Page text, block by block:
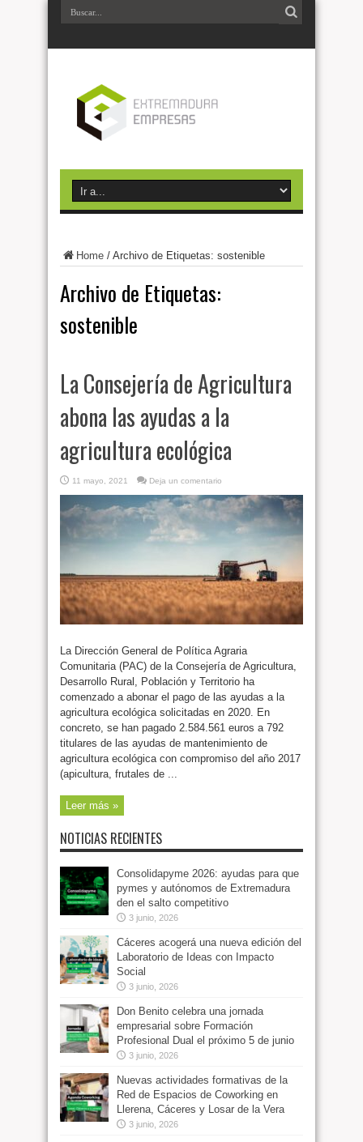
Home / Archivo de Etiquetas: sostenible
Archivo de Etiquetas:
sostenible
La Consejería de Agricultura
abona las ayudas a la
agricultura ecológica
11 mayo, 2021 Deja un comentario
La Dirección General de Política Agraria
Comunitaria (PAC) de la Consejería de Agricultura,
Desarrollo Rural, Población y Territorio ha
comenzado a abonar el pago de las ayudas a la
agricultura ecológica solicitadas en 2020. En
concreto, se han pagado 2.584.561 euros a 792
titulares de las ayudas de mantenimiento de
agricultura ecológica con compromiso del año 2017
(apicultura, frutales de ...
Leer más »
NOTICIAS RECIENTES
Consolidapyme 2026: ayudas para que
pymes y autónomos de Extremadura
den el salto competitivo
3 junio, 2026
Cáceres acogerá una nueva edición del
Laboratorio de Ideas con Impacto
Social
3 junio, 2026
Don Benito celebra una jornada
empresarial sobre Formación
Profesional Dual el próximo 5 de junio
3 junio, 2026
Nuevas actividades formativas de la
Red de Espacios de Coworking en
Llerena, Cáceres y Losar de la Vera
3 junio, 2026